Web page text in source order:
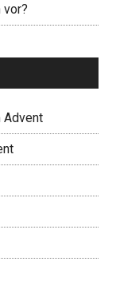
vor?
Advent